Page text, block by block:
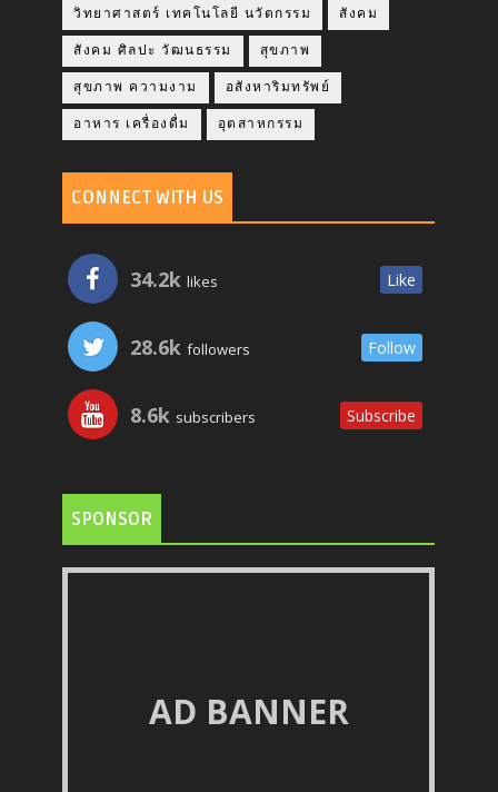
วิทยาศาสตร์ เทคโนโลยี นวัตกรรม สังคม
สังคม ศิลปะ วัฒนธรรม สุขภาพ
สุขภาพ ความงาม อสังหาริมทรัพย์
อาหาร เครื่องดื่ม อุตสาหกรรม
CONNECT WITH US
34.2k likes Like
28.6k followers Follow
8.6k subscribers Subscribe
SPONSOR
AD BANNER